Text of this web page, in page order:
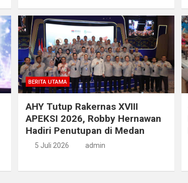
BERITA UTAMA
AHY Tutup Rakernas XVIII
APEKSI 2026, Robby Hernawan
Hadiri Penutupan di Medan
5 Juli 2026 admin